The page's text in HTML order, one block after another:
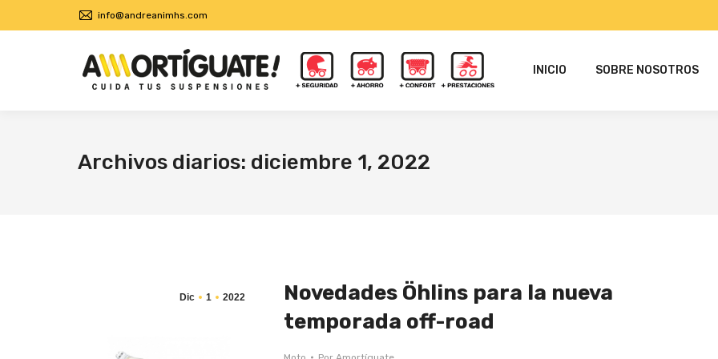
info@andreanimhs.com
INICIO SOBRE NOSOTROS
Archivos diarios: diciembre 1, 2022
Dic 1 2022
Novedades Öhlins para la nueva
temporada off-road